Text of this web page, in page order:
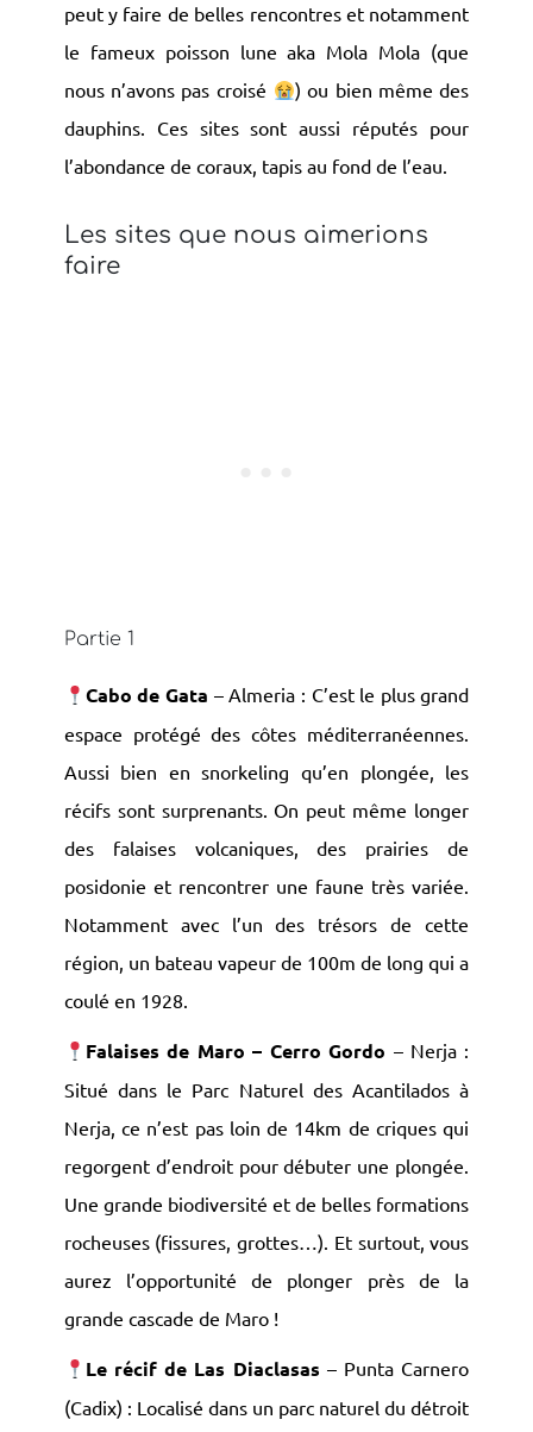
peut y faire de belles rencontres et notamment
le fameux poisson lune aka Mola Mola (que
nous n’avons pas croisé
) ou bien même des
dauphins. Ces sites sont aussi réputés pour
l’abondance de coraux, tapis au fond de l’eau.
Les sites que nous aimerions
faire
Partie 1
Cabo de Gata – Almeria : C’est le plus grand
espace protégé des côtes méditerranéennes.
Aussi bien en snorkeling qu’en plongée, les
récifs sont surprenants. On peut même longer
des falaises volcaniques, des prairies de
posidonie et rencontrer une faune très variée.
Notamment avec l’un des trésors de cette
région, un bateau vapeur de 100m de long qui a
coulé en 1928.
Falaises de Maro – Cerro Gordo – Nerja :
Situé dans le Parc Naturel des Acantilados à
Nerja, ce n’est pas loin de 14km de criques qui
regorgent d’endroit pour débuter une plongée.
Une grande biodiversité et de belles formations
rocheuses (fissures, grottes…). Et surtout, vous
aurez l’opportunité de plonger près de la
grande cascade de Maro !
Le récif de Las Diaclasas – Punta Carnero
(Cadix) : Localisé dans un parc naturel du détroit